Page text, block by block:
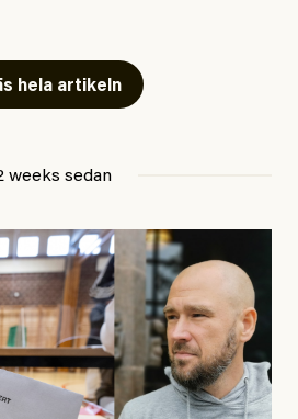
det att vara en ”röd, grön och
vad är egentligen bra
infiltratör”. Enligt ingressen
person vars ”bakgrund skapar
Problemet är att artikeln
i palestinarörelsen – och den
den porträtterade personen
hela artikeln
weeks sedan